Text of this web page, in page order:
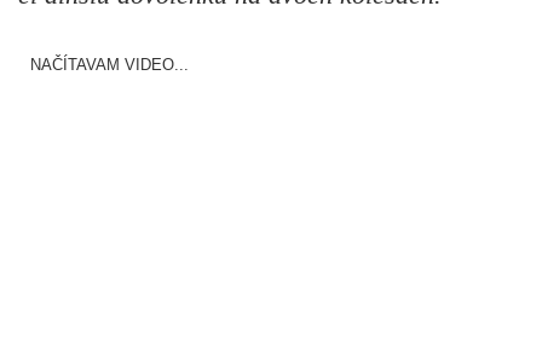
NAČÍTAVAM VIDEO...